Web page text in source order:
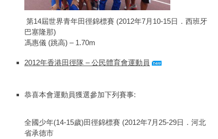
第14屆世界青年田徑錦標賽 (2012年7月10-15日．西班牙
巴塞隆那)
馮惠儀 (跳高) – 1.70m
2012年香港田徑隊 – 公民體育會運動員
恭喜本會運動員獲選參加下列賽事:
全國少年(14-15歲)田徑錦標賽 (2012年7月25-29日．河北
省承德市